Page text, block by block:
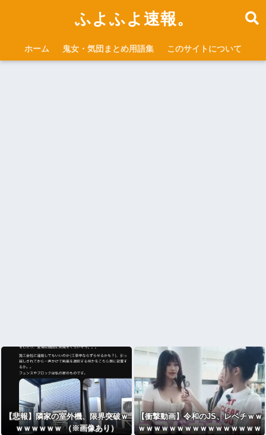
ふよふよ速報。
ホーム 鬼女・気団まとめ用語集 このサイトについて
【悲報】隣家の室外機、限界突破ｗ
ｗｗｗｗｗｗ （※画像あり）
【衝撃動画】令和のJS、レベチｗｗ
ｗｗｗｗｗｗｗｗｗｗｗｗｗｗｗｗ